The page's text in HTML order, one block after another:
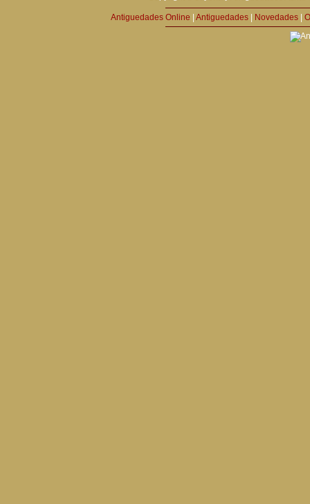
Antiguedades Online Antiguedades Novedades